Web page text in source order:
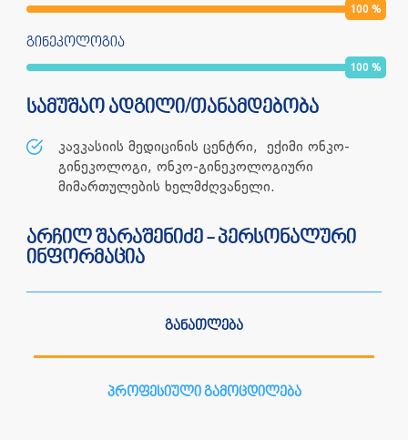
100 %
გინეკოლოგია
100 %
სამუშაო ადგილი/თანამდებობა
კავკასიის მედიცინის ცენტრი, ექიმი ონკო-
გინეკოლოგი, ონკო-გინეკოლოგიური
მიმართულების ხელმძღვანელი.
არჩილ შარაშენიძე - პერსონალური
ინფორმაცია
განათლება
პროფესიული გამოცდილება